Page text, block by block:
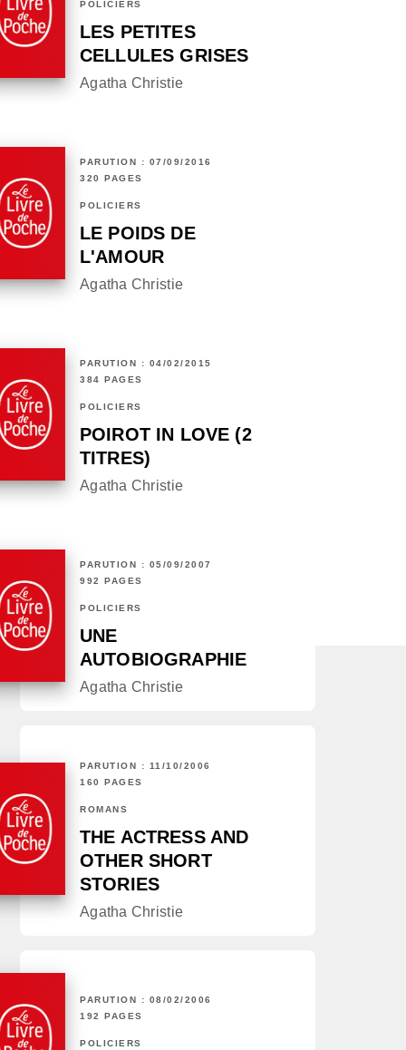
POLICIERS
LES PETITES
CELLULES GRISES
Agatha Christie
PARUTION : 07/09/2016
320 PAGES
POLICIERS
LE POIDS DE
L'AMOUR
Agatha Christie
PARUTION : 04/02/2015
384 PAGES
POLICIERS
POIROT IN LOVE (2
TITRES)
Agatha Christie
PARUTION : 05/09/2007
992 PAGES
POLICIERS
UNE
AUTOBIOGRAPHIE
Agatha Christie
PARUTION : 11/10/2006
160 PAGES
ROMANS
THE ACTRESS AND
OTHER SHORT
STORIES
Agatha Christie
PARUTION : 08/02/2006
192 PAGES
POLICIERS